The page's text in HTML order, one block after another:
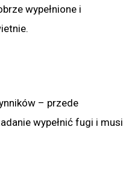
wypełnione i
– przede
wypełnić fugi i musi